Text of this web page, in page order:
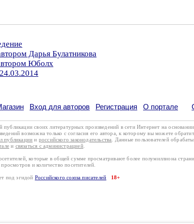
Дарья Булатникова
Юболх
Вход для авторов Регистрация О портале
своих литературных произведений в сети Интернет на
возможна только с согласия его автора, к которому вы можете
публикации и российского законодательства . Данные пользователей
и связаться с администрацией.
которые в общей сумме просматривают более полумиллиона
и количество посетителей.
под эгидой Российского союза писателей 18+